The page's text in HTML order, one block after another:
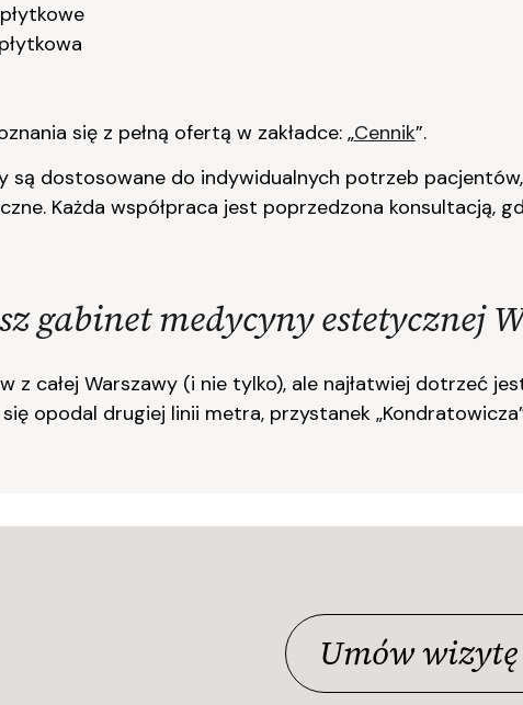
się z pełną ofertą w zakładce: „Cennik”.
są dostosowane do indywidualnych potrzeb
Każda współpraca jest poprzedzona konsultacją,
gabinet medycyny estetycznej
z całej Warszawy (i nie tylko), ale najłatwiej dotrzeć
opodal drugiej linii metra, przystanek
Umów wizytę